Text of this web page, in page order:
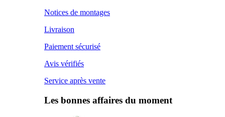
Notices de montages
Livraison
Paiement sécurisé
Avis vérifiés
Service après vente
Les bonnes affaires du moment